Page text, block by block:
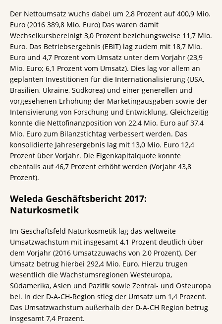
Der Nettoumsatz wuchs dabei um 2,8 Prozent auf 400,9 Mio.
Euro (2016 389,8 Mio. Euro) Das waren damit
Wechselkursbereinigt 3,0 Prozent beziehungsweise 11,7 Mio.
Euro. Das Betriebsergebnis (EBIT) lag zudem mit 18,7 Mio.
Euro und 4,7 Prozent vom Umsatz unter dem Vorjahr (23,9
Mio. Euro; 6,1 Prozent vom Umsatz). Dies lag vor allem an
geplanten Investitionen für die Internationalisierung (USA,
Brasilien, Ukraine, Südkorea) und einer generellen und
vorgesehenen Erhöhung der Marketingausgaben sowie der
Intensivierung von Forschung und Entwicklung. Gleichzeitig
konnte die Nettofinanzposition von 22,4 Mio. Euro auf 37,4
Mio. Euro zum Bilanzstichtag verbessert werden. Das
konsolidierte Jahresergebnis lag mit 13,0 Mio. Euro 12,4
Prozent über Vorjahr. Die Eigenkapitalquote konnte
ebenfalls auf 46,7 Prozent erhöht werden (Vorjahr 43,8
Prozent).
Weleda Geschäftsbericht 2017:
Naturkosmetik
Im Geschäftsfeld Naturkosmetik lag das weltweite
Umsatzwachstum mit insgesamt 4,1 Prozent deutlich über
dem Vorjahr (2016 Umsatzzuwachs von 2,0 Prozent). Der
Umsatz betrug hierbei 292,4 Mio. Euro. Hierzu trugen
wesentlich die Wachstumsregionen Westeuropa,
Südamerika, Asien und Pazifik sowie Zentral- und Osteuropa
bei. In der D-A-CH-Region stieg der Umsatz um 1,4 Prozent.
Das Umsatzwachstum außerhalb der D-A-CH Region betrug
insgesamt 7,4 Prozent.